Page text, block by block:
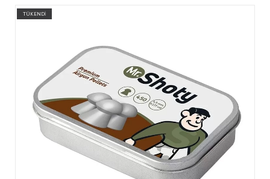
TÜKENDİ